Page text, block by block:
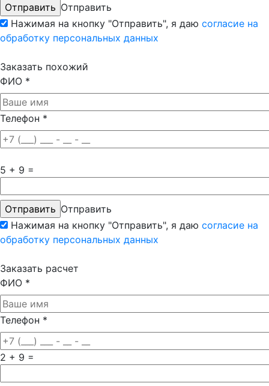
Отправить
Нажимая на кнопку "Отправить", я даю согласие на
обработку персональных данных
Заказать похожий
ФИО *
Телефон *
5 + 9 =
Отправить
Нажимая на кнопку "Отправить", я даю согласие на
обработку персональных данных
Заказать расчет
ФИО *
Телефон *
2 + 9 =